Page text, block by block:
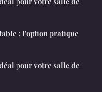
: l'option pratique
pour votre salle de